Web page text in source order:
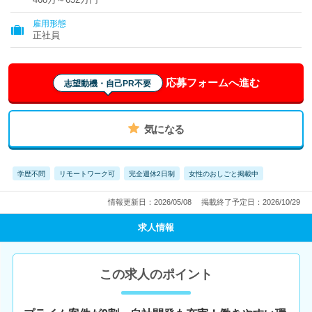
雇用形態
正社員
志望動機・自己PR不要 応募フォームへ進む
気になる
学歴不問 リモートワーク可 完全週休2日制 女性のおしごと掲載中
情報更新日：2026/05/08 掲載終了予定日：2026/10/29
求人情報
この求人のポイント